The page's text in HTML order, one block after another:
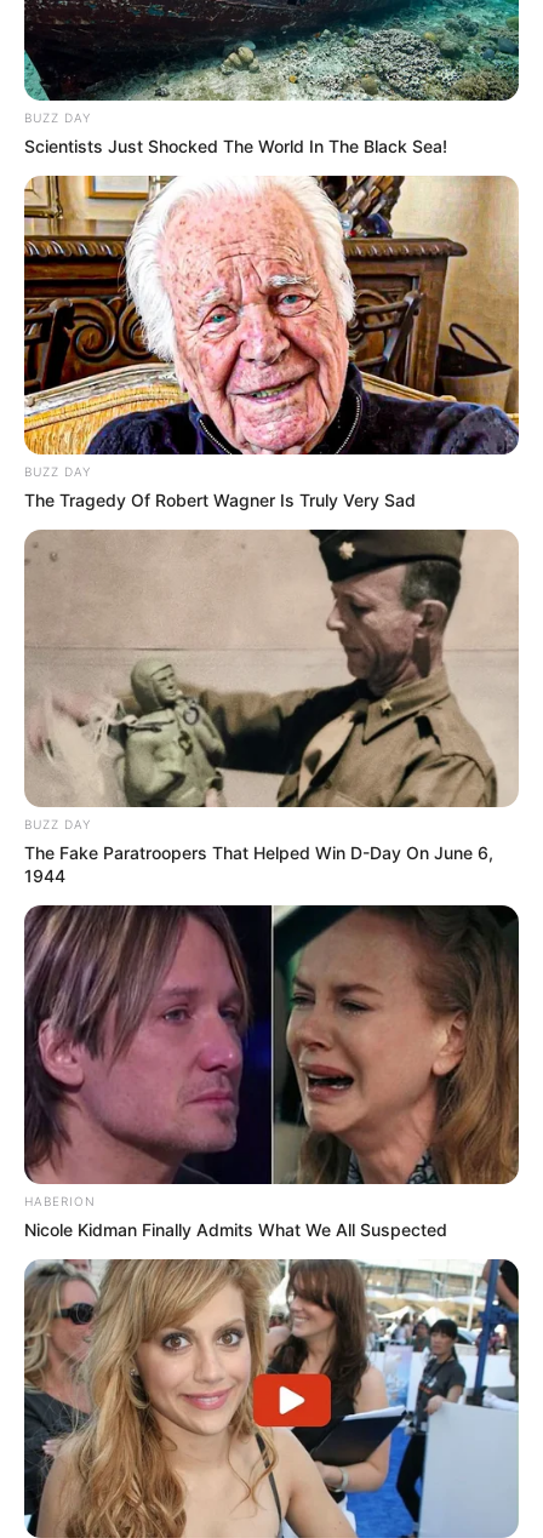
BUZZ DAY
Scientists Just Shocked The World In The Black Sea!
BUZZ DAY
The Tragedy Of Robert Wagner Is Truly Very Sad
BUZZ DAY
The Fake Paratroopers That Helped Win D-Day On June 6,
1944
HABERION
Nicole Kidman Finally Admits What We All Suspected